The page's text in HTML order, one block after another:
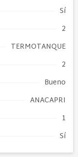
Sí
2
TERMOTANQUE
2
Bueno
ANACAPRI
1
Sí